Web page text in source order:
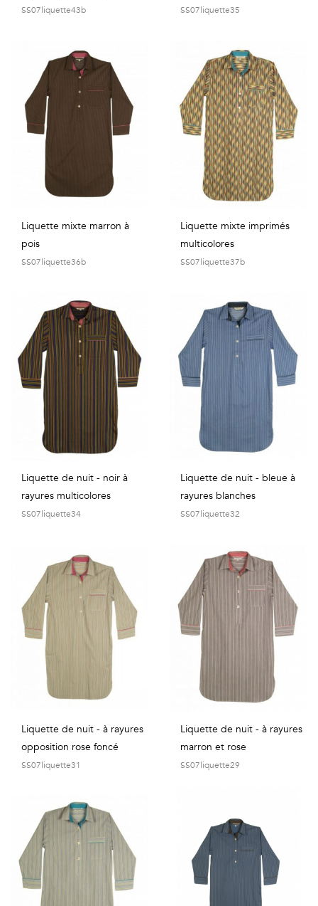
SS07liquette43b SS07liquette35
Liquette mixte marron à
pois
SS07liquette36b
Liquette mixte imprimés
multicolores
SS07liquette37b
Liquette de nuit - noir à
rayures multicolores
SS07liquette34
Liquette de nuit - bleue à
rayures blanches
SS07liquette32
Liquette de nuit - à rayures
opposition rose foncé
SS07liquette31
Liquette de nuit - à rayures
marron et rose
SS07liquette29